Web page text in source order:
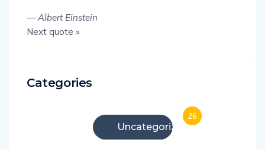
—Albert Einstein
Next quote »
Categories
Uncategorized
26